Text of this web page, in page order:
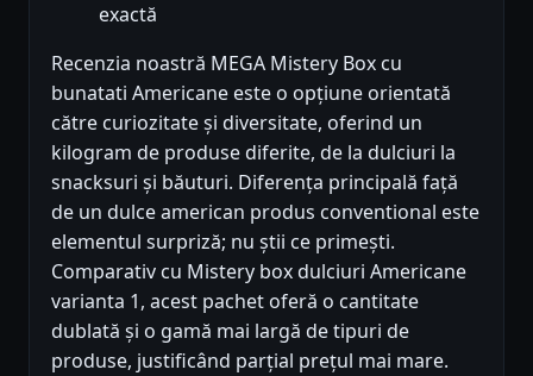
exactă
Recenzia noastră MEGA Mistery Box cu
bunatati Americane este o opțiune orientată
către curiozitate și diversitate, oferind un
kilogram de produse diferite, de la dulciuri la
snacksuri și băuturi. Diferența principală față
de un dulce american produs conventional este
elementul surpriză; nu știi ce primești.
Comparativ cu Mistery box dulciuri Americane
varianta 1, acest pachet oferă o cantitate
dublată și o gamă mai largă de tipuri de
produse, justificând parțial prețul mai mare.